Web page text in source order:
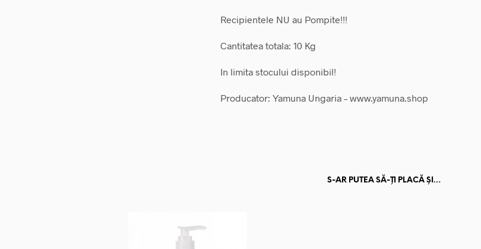
Recipientele NU au Pompite!!!
Cantitatea totala: 10 Kg
In limita stocului disponibil!
Producator: Yamuna Ungaria – www.yamuna.shop
S-AR PUTEA SĂ-ȚI PLACĂ ȘI…